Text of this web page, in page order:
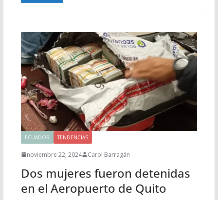
ECUADOR TENDENCIAS
noviembre 22, 2024 Carol Barragán
Dos mujeres fueron detenidas
en el Aeropuerto de Quito